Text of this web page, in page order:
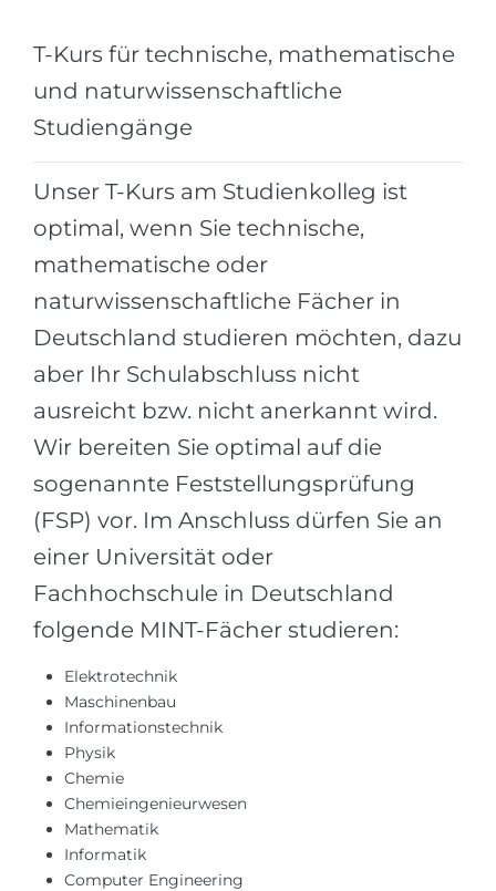
BERUFE
Berufe
Studienfächer
BERUFSORIENTIERUNG
Holland-Test
Interessenkarte-Test
RIASEC-Test
Erfolgzu
100%
Unsere Studierenden werden
BERATUNG!
Medizin
Ingenieurwesen
Physik
Management
Anderes Fach
Russland
Ukraine
Kasachstan
Aserbaidschan
Armenien
Belarus
Anderes Land
T-Kurs für technische, mathematische
und naturwissenschaftliche
Studiengänge
Unser T-Kurs am Studienkolleg ist
optimal, wenn Sie technische,
mathematische oder
naturwissenschaftliche Fächer in
Deutschland studieren möchten, dazu
aber Ihr Schulabschluss nicht
ausreicht bzw. nicht anerkannt wird.
Wir bereiten Sie optimal auf die
sogenannte Feststellungsprüfung
(FSP) vor. Im Anschluss dürfen Sie an
einer Universität oder
Fachhochschule in Deutschland
folgende MINT-Fächer studieren:
Elektrotechnik
Maschinenbau
Informationstechnik
Physik
Chemie
Chemieingenieurwesen
Mathematik
Informatik
Computer Engineering